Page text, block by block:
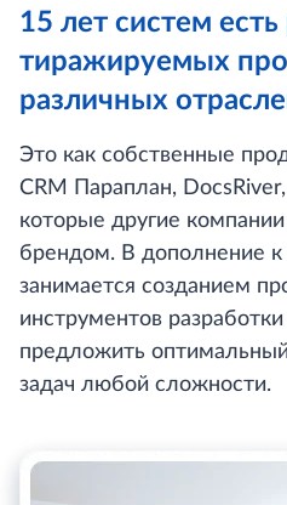
15 лет систем есть
тиражируемых
различных
Это как собственные
CRM Параплан,
которые другие
брендом. В дополнение
занимается созданием
инструментов разработки
предложить
задач любой сложности.